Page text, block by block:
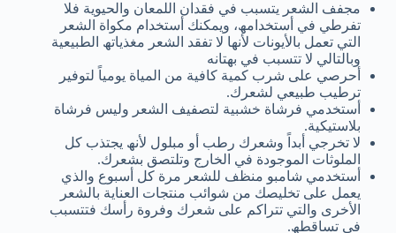
مجفف الشعر یتسبب في فقدان اللمعان والحیویة فلا
تفرطي في أستخدامھ، ویمكنك أستخدام مكواة الشعر
التي تعمل بالأیونات لأنھا لا تفقد الشعر مغذیاتھ الطبیعیة
وبالتالي لا تتسبب في بھتانه
أحرصي على شرب كمیة كافیة من المیاة یومیاً لتوفیر
ترطیب طبیعي لشعرك.
أستخدمي فرشاة خشبیة لتصفیف الشعر ولیس فرشاة
بلاستیكیة.
لا تخرجي أبداً وشعرك رطب أو مبلول لأنھ یجتذب كل
الملوثات الموجودة في الخارج وتلتصق بشعرك.
أستخدمي شامبو منظف للشعر مرة كل أسبوع والذي
یعمل على تخلیصك من شوائب منتجات العنایة بالشعر
الأخرى والتي تتراكم على شعرك وفروة رأسك فتتسبب
في تساقطھ.